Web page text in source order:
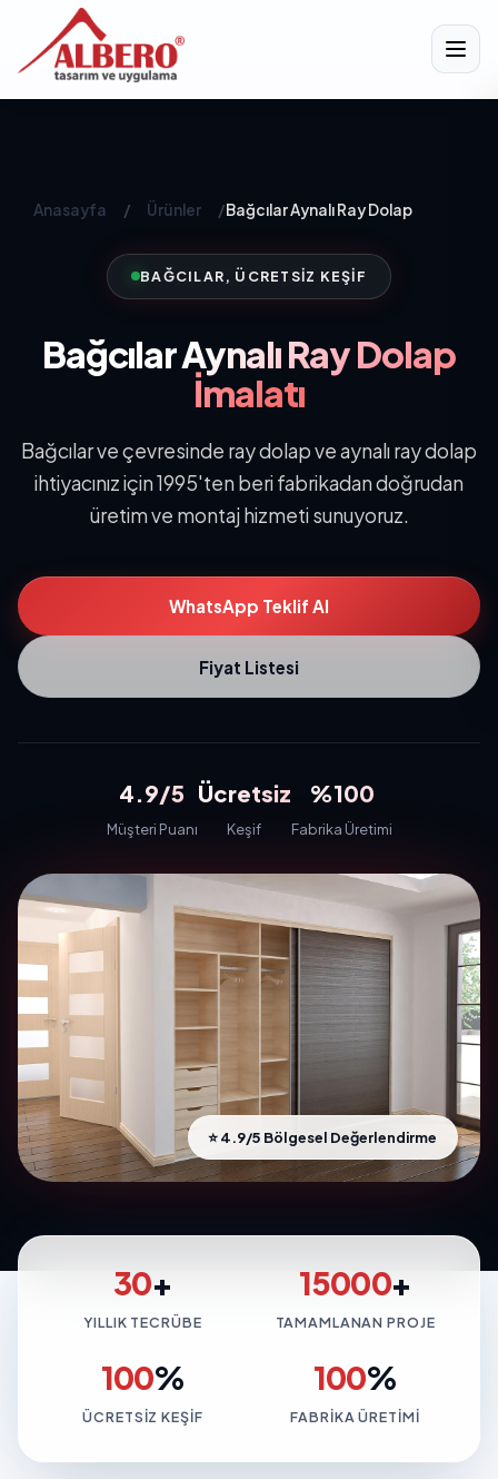
Anasayfa / Ürünler /Bağcılar Aynalı Ray Dolap
BAĞCILAR, ÜCRETSIZ KEŞIF
BağcılarAynalı Ray Dolap
İmalatı
Bağcılar ve çevresinde ray dolap ve aynalı ray dolap
ihtiyacınız için 1995'ten beri fabrikadan doğrudan
üretim ve montaj hizmeti sunuyoruz.
WhatsApp Teklif Al
Fiyat Listesi
4.9/5
Müşteri Puanı
Ücretsiz
Keşif
%100
Fabrika Üretimi
⭐ 4.9/5 Bölgesel Değerlendirme
30+
YILLIK TECRÜBE
15000+
TAMAMLANAN PROJE
100%
ÜCRETSIZ KEŞIF
100%
FABRIKA ÜRETIMI